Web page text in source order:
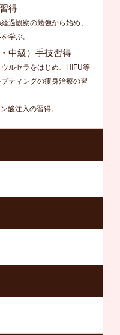
得
過観察の勉強から始め、
学ぶ。
中級）手技習得
ルセラをはじめ、HIFU等
ティングの痩身治療の習
酸注入の習得。